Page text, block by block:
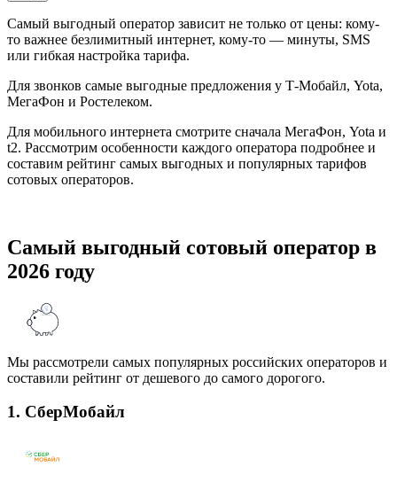
Самый выгодный оператор зависит не только от цены: кому-
то важнее безлимитный интернет, кому-то — минуты, SMS
или гибкая настройка тарифа.
Для звонков самые выгодные предложения у Т-Мобайл, Yota,
МегаФон и Ростелеком.
Для мобильного интернета смотрите сначала МегаФон, Yota и
t2. Рассмотрим особенности каждого оператора подробнее и
составим рейтинг самых выгодных и популярных тарифов
сотовых операторов.
Самый выгодный сотовый оператор в
2026 году
Мы рассмотрели самых популярных российских операторов и
составили рейтинг от дешевого до самого дорогого.
1. СберМобайл